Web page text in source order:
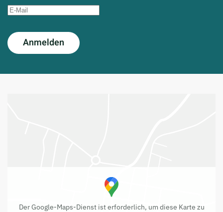
Anmelden
Der Google-Maps-Dienst ist erforderlich, um diese Karte zu